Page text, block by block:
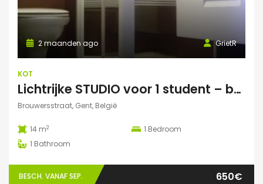
GrietR
2 maanden ago
KOT
Lichtrijke STUDIO voor 1 student – buurt Hoogstraat/Poel Gent
Brouwersstraat, Gent, België
14 m2 1 Bedroom
1 Bathroom
BESCH. VANAF SEP. 650€